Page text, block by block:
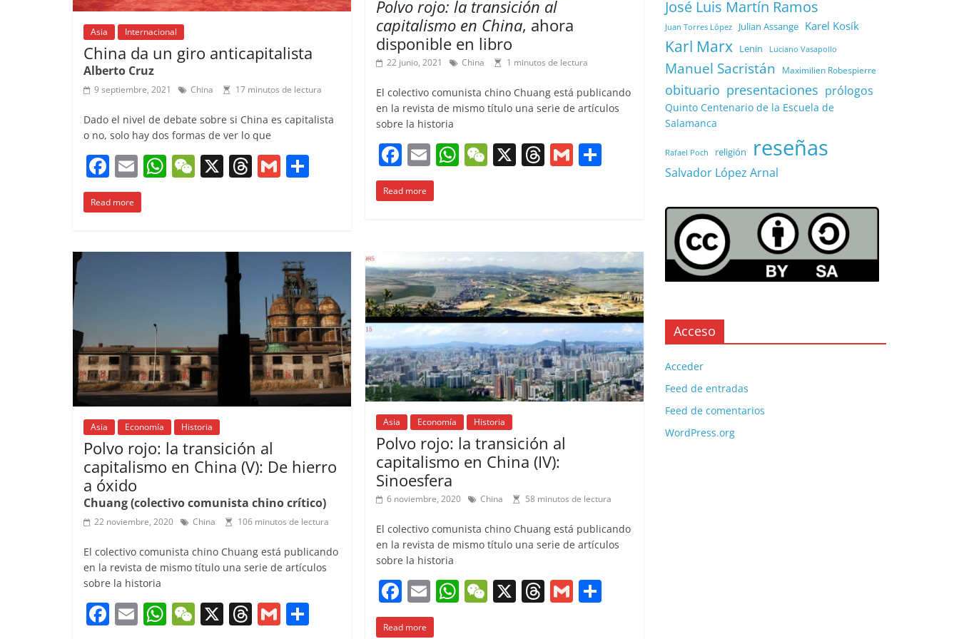
Asia Internacional
China da un giro anticapitalista
Alberto Cruz
9 septiembre, 2021 China 17 minutos de lectura
Dado el nivel de debate sobre si China es capitalista
o no, solo hay dos formas de ver lo que
F
a
c
b
E
m
ai
W
A
W
at
X T
d
G
ar
tir
Read more
Polvo rojo: la transición al
capitalismo en China, ahora
disponible en libro
22 junio, 2021 China 1 minutos de lectura
El colectivo comunista chino Chuang está publicando
en la revista de mismo título una serie de artículos
sobre la historia
F
a
c
o
o
k
E
m
ai
W
A
p
p
W
at
X T
d
s
G
ar
tir
Read more
Asia Economía Historia
Polvo rojo: la transición al
capitalismo en China (V): De hierro
a óxido
Chuang (colectivo comunista chino crítico)
22 noviembre, 2020 China 106 minutos de lectura
El colectivo comunista chino Chuang está publicando
en la revista de mismo título una serie de artículos
sobre la historia
F E W W X T G
Asia Economía Historia
Polvo rojo: la transición al
capitalismo en China (IV):
Sinoesfera
6 noviembre, 2020 China 58 minutos de lectura
El colectivo comunista chino Chuang está publicando
en la revista de mismo título una serie de artículos
sobre la historia
F
a
E
m
W W X T G
Read more
José Luis Martín Ramos
Juan Torres López Julian Assange Karel Kosík
Karl Marx Lenin Luciano Vasapollo
Manuel Sacristán Maximilien Robespierre
obituario presentaciones prólogos
Quinto Centenario de la Escuela de
Salamanca
Rafael Poch religión reseñas
Salvador López Arnal
Acceso
Acceder
Feed de entradas
Feed de comentarios
WordPress.org